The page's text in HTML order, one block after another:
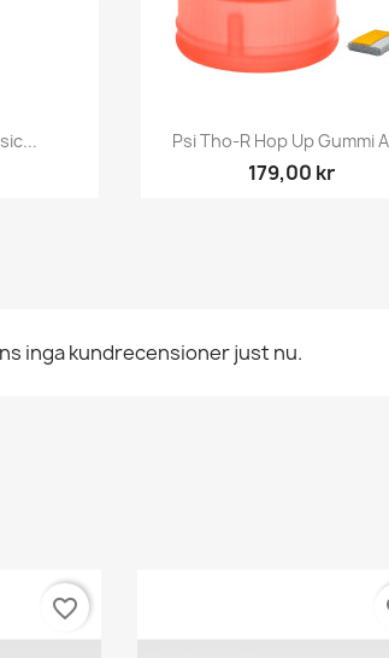
Snabbvy
Psi Tho-R Hop Up Gummi
179,00 kr
inga kundrecensioner just nu.
favorite_border